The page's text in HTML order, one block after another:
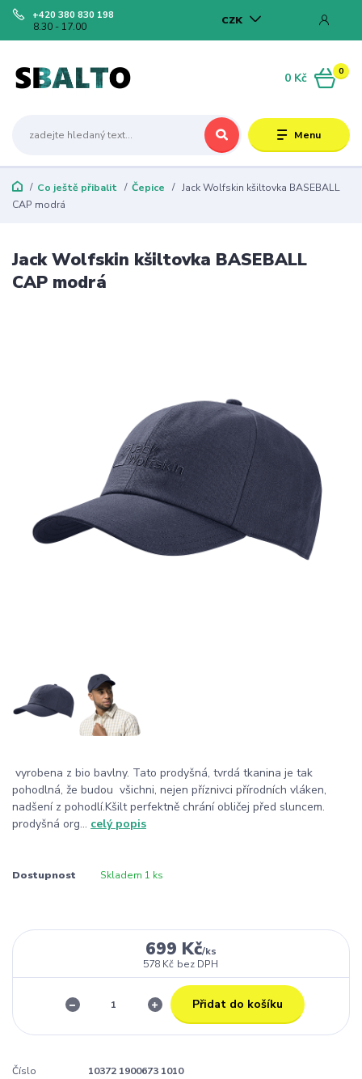
Menu
CZK
+420 380 830 198
8.30 - 17.00
0
0 Kč
Co ještě přibalit Čepice
Jack Wolfskin kšiltovka BASEBALL
CAP modrá
Jack Wolfskin kšiltovka BASEBALL
CAP modrá
vyrobena z bio bavlny. Tato prodyšná, tvrdá tkanina je tak
pohodlná, že budou všichni, nejen příznivci přírodních vláken,
nadšení z pohodlí.Kšilt perfektně chrání obličej před sluncem.
prodyšná org... celý popis
Dostupnost Skladem 1 ks
699 Kč/ks
578 Kč bez DPH
Přidat do košíku
Číslo
10372 1900673 1010